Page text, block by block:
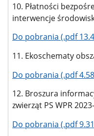
10. Płatności
interwencje
Do pobrania (.pdf
11. Ekoschematy
Do pobrania (.pdf
12. Broszura
zwierząt PS WPR
Do pobrania (.pdf